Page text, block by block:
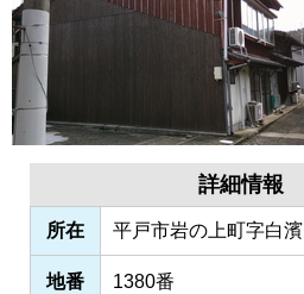
詳細情報
所在 平戸市岩の上町字白濱
地番 1380番